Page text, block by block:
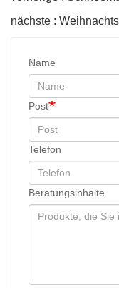
nächste :
Name
Post
Telefon
Beratungsinhalte